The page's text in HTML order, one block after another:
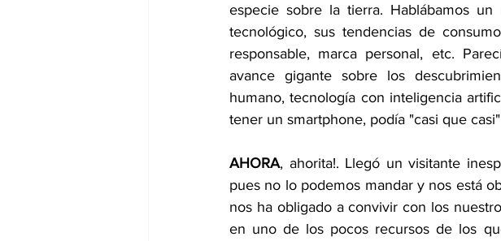
especie sobre la tierra. Hablábamos
tecnológico, sus tendencias de
responsable, marca personal, etc.
avance gigante sobre los
humano, tecnología con inteligencia
tener un smartphone, podía "casi que
AHORA, ahorita!. Llegó un visitante
pues no lo podemos mandar y nos está
nos ha obligado a convivir con los
en uno de los pocos recursos de los